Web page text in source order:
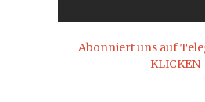
Abonniert uns auf
KLICKEN